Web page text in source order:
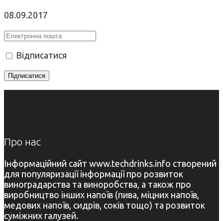
08.09.2017
Відписатися
Про нас
Інформаційний сайт www.techdrinks.info створений
для популяризації інформації про розвиток
виноградарства та виноробства, а також про
виробництво інших напоїв (пива, міцних напоїв,
медових напоїв, сидрів, соків тощо) та розвиток
суміжних галузей.